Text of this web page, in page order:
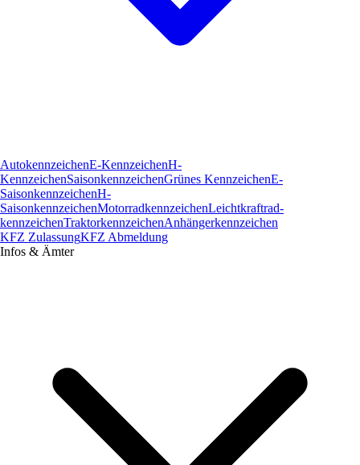
AutokennzeichenE-KennzeichenH-
KennzeichenSaisonkennzeichenGrünes KennzeichenE-
SaisonkennzeichenH-
SaisonkennzeichenMotorradkennzeichenLeichtkraftrad­
kennzeichenTraktorkennzeichenAnhängerkennzeichen
KFZ ZulassungKFZ Abmeldung
Infos & Ämter